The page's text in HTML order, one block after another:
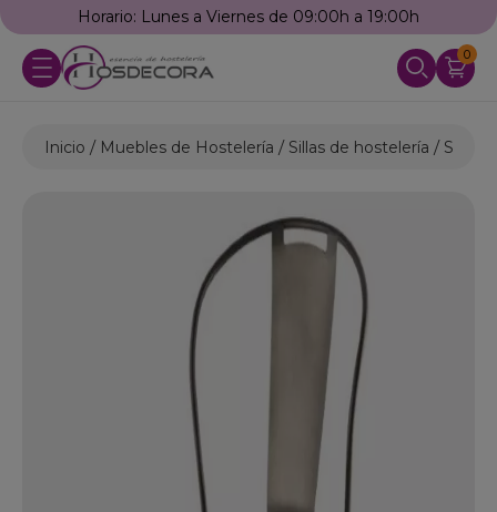
Horario: Lunes a Viernes de 09:00h a 19:00h
0
Inicio Muebles de Hostelería Sillas de hostelería Sillas